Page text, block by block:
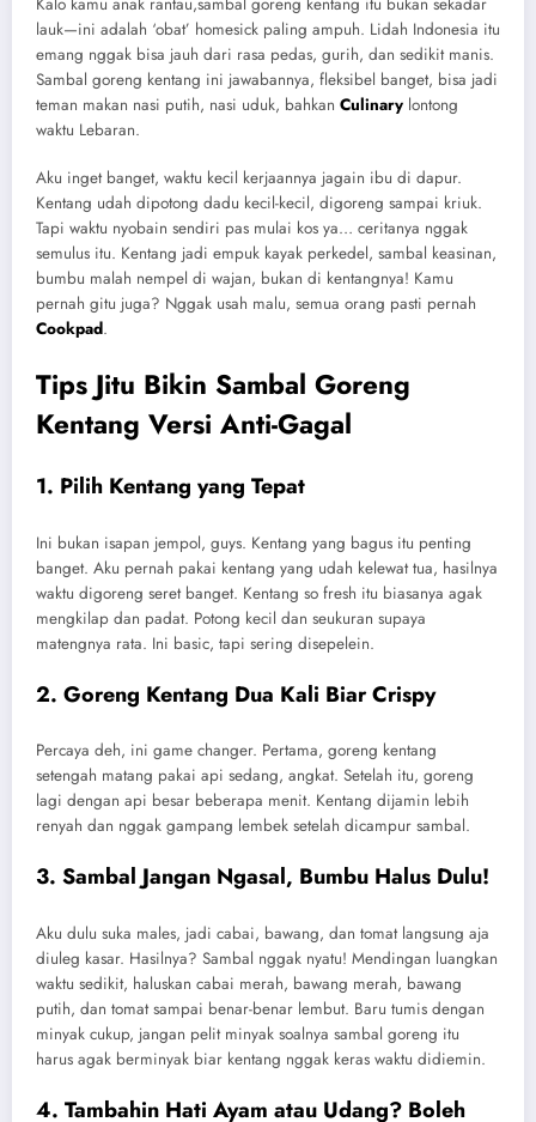
lauk—ini adalah ‘obat’ homesick paling ampuh. Lidah Indonesia itu
emang nggak bisa jauh dari rasa pedas, gurih, dan sedikit manis.
Sambal goreng kentang ini jawabannya, fleksibel banget, bisa jadi
teman makan nasi putih, nasi uduk, bahkan Culinary lontong
waktu Lebaran.
Aku inget banget, waktu kecil kerjaannya jagain ibu di dapur.
Kentang udah dipotong dadu kecil-kecil, digoreng sampai kriuk.
Tapi waktu nyobain sendiri pas mulai kos ya… ceritanya nggak
semulus itu. Kentang jadi empuk kayak perkedel, sambal keasinan,
bumbu malah nempel di wajan, bukan di kentangnya! Kamu
pernah gitu juga? Nggak usah malu, semua orang pasti pernah
Cookpad.
Tips Jitu Bikin Sambal Goreng
Kentang Versi Anti-Gagal
1. Pilih Kentang yang Tepat
Ini bukan isapan jempol, guys. Kentang yang bagus itu penting
banget. Aku pernah pakai kentang yang udah kelewat tua, hasilnya
waktu digoreng seret banget. Kentang so fresh itu biasanya agak
mengkilap dan padat. Potong kecil dan seukuran supaya
matengnya rata. Ini basic, tapi sering disepelein.
2. Goreng Kentang Dua Kali Biar Crispy
Percaya deh, ini game changer. Pertama, goreng kentang
setengah matang pakai api sedang, angkat. Setelah itu, goreng
lagi dengan api besar beberapa menit. Kentang dijamin lebih
renyah dan nggak gampang lembek setelah dicampur sambal.
3. Sambal Jangan Ngasal, Bumbu Halus Dulu!
Aku dulu suka males, jadi cabai, bawang, dan tomat langsung aja
diuleg kasar. Hasilnya? Sambal nggak nyatu! Mendingan luangkan
waktu sedikit, haluskan cabai merah, bawang merah, bawang
putih, dan tomat sampai benar-benar lembut. Baru tumis dengan
minyak cukup, jangan pelit minyak soalnya sambal goreng itu
harus agak berminyak biar kentang nggak keras waktu didiemin.
4. Tambahin Hati Ayam atau Udang? Boleh